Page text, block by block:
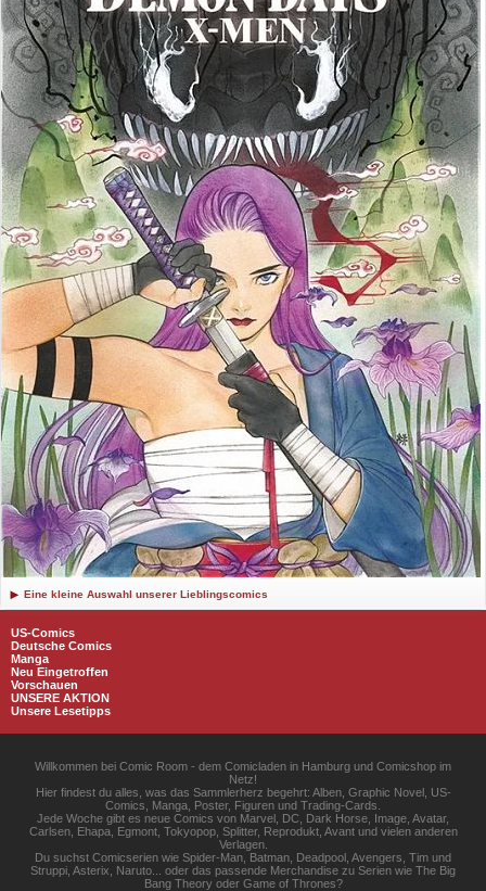
Eine kleine Auswahl unserer Lieblingscomics
US-Comics
Deutsche Comics
Manga
Neu Eingetroffen
Vorschauen
UNSERE AKTION
Unsere Lesetipps
Willkommen bei Comic Room - dem Comicladen in Hamburg und Comicshop im
Netz!
Hier findest du alles, was das Sammlerherz begehrt: Alben, Graphic Novel, US-
Comics, Manga, Poster, Figuren und Trading-Cards.
Jede Woche gibt es neue Comics von Marvel, DC, Dark Horse, Image, Avatar,
Carlsen, Ehapa, Egmont, Tokyopop, Splitter, Reprodukt, Avant und vielen anderen
Verlagen.
Du suchst Comicserien wie Spider-Man, Batman, Deadpool, Avengers, Tim und
Struppi, Asterix, Naruto... oder das passende Merchandise zu Serien wie The Big
Bang Theory oder Game of Thrones?